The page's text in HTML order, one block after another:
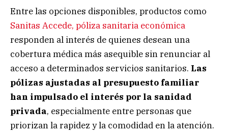
Entre las opciones disponibles, productos como
Sanitas Accede, póliza sanitaria económica
responden al interés de quienes desean una
cobertura médica más asequible sin renunciar al
acceso a determinados servicios sanitarios. Las
pólizas ajustadas al presupuesto familiar
han impulsado el interés por la sanidad
privada, especialmente entre personas que
priorizan la rapidez y la comodidad en la atención.